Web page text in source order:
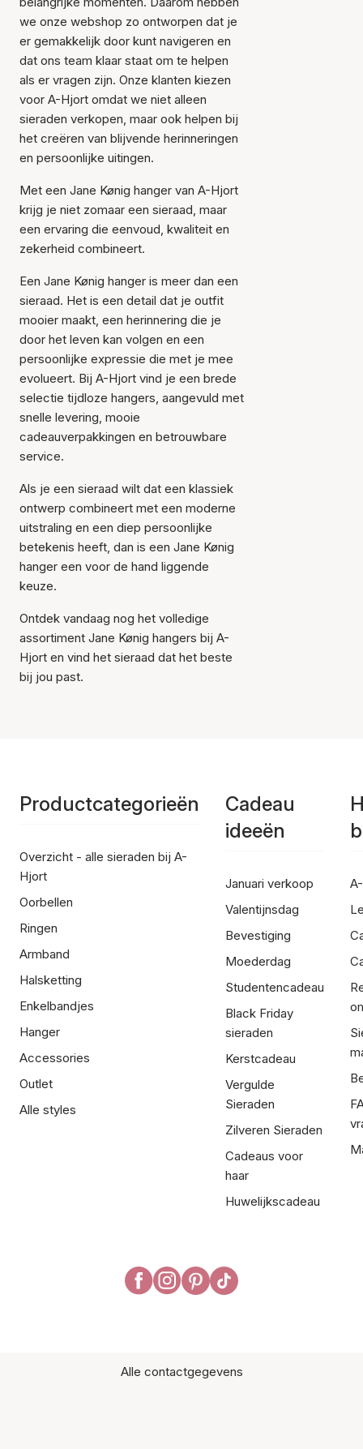
we onze webshop zo ontworpen dat je
er gemakkelijk door kunt navigeren en
dat ons team klaar staat om te helpen
als er vragen zijn. Onze klanten kiezen
voor A-Hjort omdat we niet alleen
sieraden verkopen, maar ook helpen bij
het creëren van blijvende herinneringen
en persoonlijke uitingen.
Met een Jane Kønig hanger van A-Hjort
krijg je niet zomaar een sieraad, maar
een ervaring die eenvoud, kwaliteit en
zekerheid combineert.
Een Jane Kønig hanger is meer dan een
sieraad. Het is een detail dat je outfit
mooier maakt, een herinnering die je
door het leven kan volgen en een
persoonlijke expressie die met je mee
evolueert. Bij A-Hjort vind je een brede
selectie tijdloze hangers, aangevuld met
snelle levering, mooie
cadeauverpakkingen en betrouwbare
service.
Als je een sieraad wilt dat een klassiek
ontwerp combineert met een moderne
uitstraling en een diep persoonlijke
betekenis heeft, dan is een Jane Kønig
hanger een voor de hand liggende
keuze.
Ontdek vandaag nog het volledige
assortiment Jane Kønig hangers bij A-
Hjort en vind het sieraad dat het beste
bij jou past.
Productcategorieën
Overzicht - alle sieraden bij A-
Hjort
Oorbellen
Ringen
Armband
Halsketting
Enkelbandjes
Hanger
Accessories
Outlet
Alle styles
Cadeau
ideeën
Januari verkoop
Valentijnsdag
Bevestiging
Moederdag
Studentencadeau
Black Friday
sieraden
Kerstcadeau
Vergulde
Sieraden
Zilveren Sieraden
Cadeaus voor
haar
Huwelijkscadeau
Alle contactgegevens